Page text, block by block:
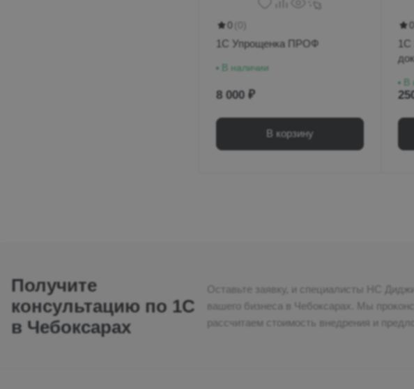
0
1С Упрощенка ПРОФ
В наличии
8 000 ₽
В корзину
0
1С
Получите
консультацию по 1С
в Чебоксарах
Оставьте заявку, и специалисты НС
вашего бизнеса в Чебоксарах. Мы проконсультируем по выбору программы 1С, подберём подходящую лицензию,
рассчитаем стоимость внедрения и